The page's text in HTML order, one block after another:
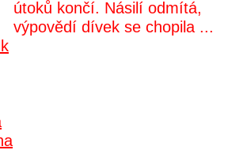
útoků končí. Násilí odmítá,
výpovědí dívek se chopila ...